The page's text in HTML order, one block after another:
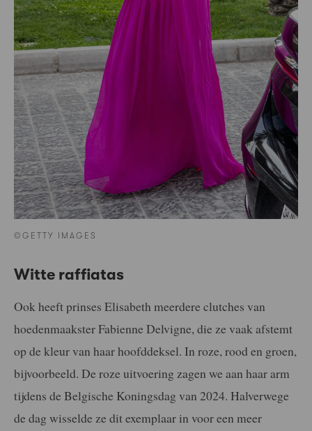
©GETTY IMAGES
Witte raffiatas
Ook heeft prinses Elisabeth meerdere clutches van
hoedenmaakster Fabienne Delvigne, die ze vaak afstemt
op de kleur van haar hoofddeksel. In roze, rood en groen,
bijvoorbeeld. De roze uitvoering zagen we aan haar arm
tijdens de Belgische Koningsdag van 2024. Halverwege
de dag wisselde ze dit exemplaar in voor een meer